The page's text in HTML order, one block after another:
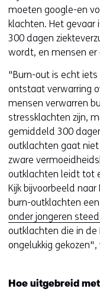
moeten google-en
klachten. Het
300 dagen
wordt, en mensen
"Burn-out is echt
ontstaat verwarring
mensen verwarren
stressklachten zijn,
gemiddeld 300
outklachten gaat
zware
outklachten leidt tot
Kijk bijvoorbeeld naar
burn-outklachten
onder jongeren
outklachten die in de
ongelukkig gekozen",
Hoe uitgebreid